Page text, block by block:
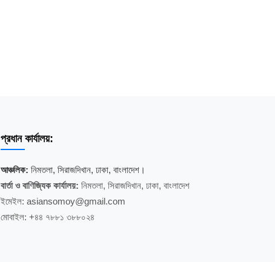
প্রধান কার্যালয়:
আঞ্চলিক: নিমতলা, সিরাজদিখান, ঢাকা, বাংলাদেশ।
বার্তা ও বাণিজ্যিক কার্যালয়: নিমতলা, সিরাজদিখান, ঢাকা, বাংলাদেশ
ইমেইল: asiansomoy@gmail.com
মোবাইল: +৪৪ ৭৮৮১ ৩৮৮০২৪